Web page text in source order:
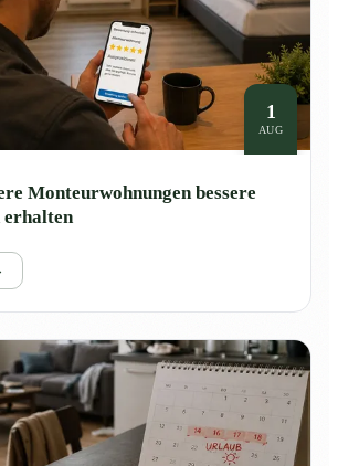
1
AUG
Monteurwohnungen bessere
erhalten